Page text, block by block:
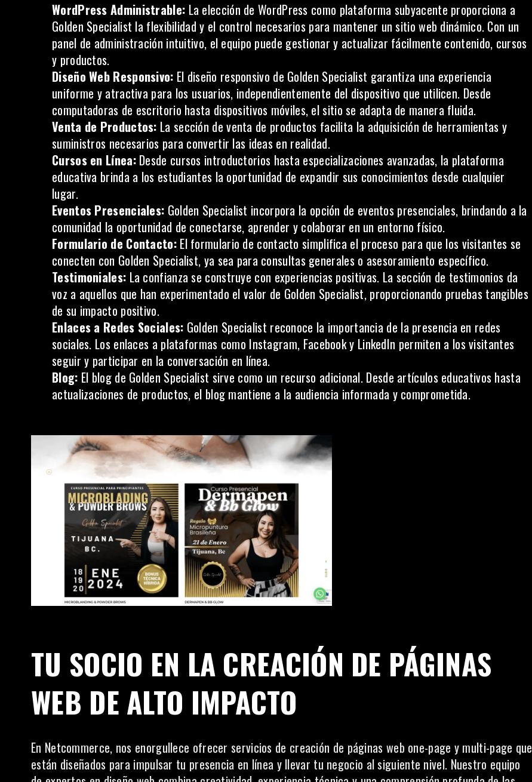
WordPress Administrable: La elección deWordPress como plataforma subyacente proporciona a
Golden Specialist la flexibilidad y el control necesarios para mantener un sitio web dinámico. Con un
panel de administración intuitivo, el equipo puede gestionar y actualizar fácilmente contenido, cursos
y productos.
Diseño Web Responsivo: El diseño responsivo de Golden Specialist garantiza una experiencia
uniforme y atractiva para los usuarios, independientemente del dispositivo que utilicen. Desde
computadoras de escritorio hasta dispositivos móviles, el sitio se adapta de manera fluida.
Venta de Productos: La sección de venta de productos facilita la adquisición de herramientas y
suministros necesarios para convertir las ideas en realidad.
Cursos en Línea:Desde cursos introductorios hasta especializaciones avanzadas, la plataforma
educativa brinda a los estudiantes la oportunidad de expandir sus conocimientos desde cualquier
lugar.
Eventos Presenciales: Golden Specialist incorpora la opción de eventos presenciales, brindando a la
comunidad la oportunidad de conectarse, aprender y colaborar en un entorno físico.
Formulario de Contacto:El formulario de contacto simplifica el proceso para que los visitantes se
conecten con Golden Specialist, ya sea para consultas generales o asesoramiento específico.
Testimoniales: La confianza se construye con experiencias positivas. La sección de testimonios da
voz a aquellos que han experimentado el valor de Golden Specialist, proporcionando pruebas tangibles
de su impacto positivo.
Enlaces a Redes Sociales: Golden Specialist reconoce la importancia de la presencia en redes
sociales. Los enlaces a plataformas como Instagram, Facebooky LinkedIn permiten a los visitantes
seguir y participar en la conversación en línea.
Blog: El blog de Golden Specialist sirve como un recurso adicional. Desde artículos educativos hasta
actualizaciones de productos, el blog mantiene a la audiencia informada y comprometida.
TU SOCIO EN LA CREACIÓN DE PÁGINAS
WEB DE ALTO IMPACTO
En Netcommerce, nos enorgullece ofrecer servicios de creación de páginas web one-page y multi-page que
están diseñados para impulsar tu presencia en línea y llevar tu negocio al siguiente nivel. Nuestro equipo